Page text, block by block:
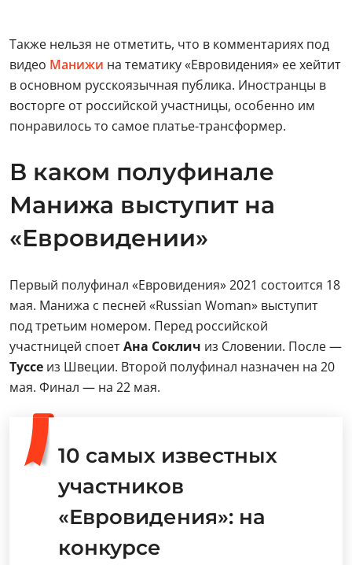
Также нельзя не отметить, что в комментариях под
видео Манижи на тематику «Евровидения» ее хейтит
в основном русскоязычная публика. Иностранцы в
восторге от российской участницы, особенно им
понравилось то самое платье-трансформер.
В каком полуфинале
Манижа выступит на
«Евровидении»
Первый полуфинал «Евровидения» 2021 состоится 18
мая. Манижа с песней «Russian Woman» выступит
под третьим номером. Перед российской
участницей споетАна Соклич из Словении. После —
Туссе из Швеции. Второй полуфинал назначен на 20
мая. Финал — на 22 мая.
10 самых известных
участников
«Евровидения»: на
конкурсе